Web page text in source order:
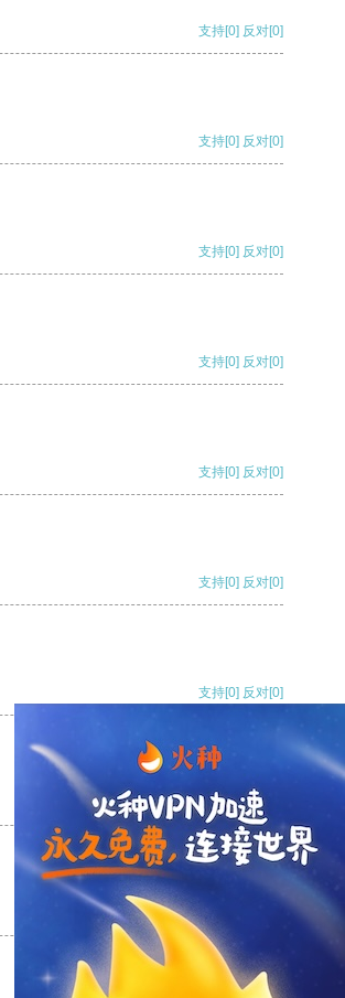
支持[0] 反对[0]
支持[0] 反对[0]
支持[0] 反对[0]
支持[0] 反对[0]
支持[0] 反对[0]
支持[0] 反对[0]
支持[0] 反对[0]
支持[0] 反对
支持